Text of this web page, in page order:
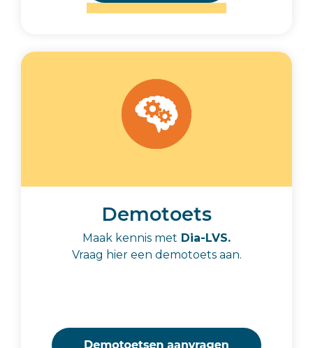
Demotoets
Maak kennis met Dia-LVS.
Vraag hier een demotoets aan.